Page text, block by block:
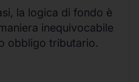
la logica di fondo è
inequivocabile
obbligo tributario.